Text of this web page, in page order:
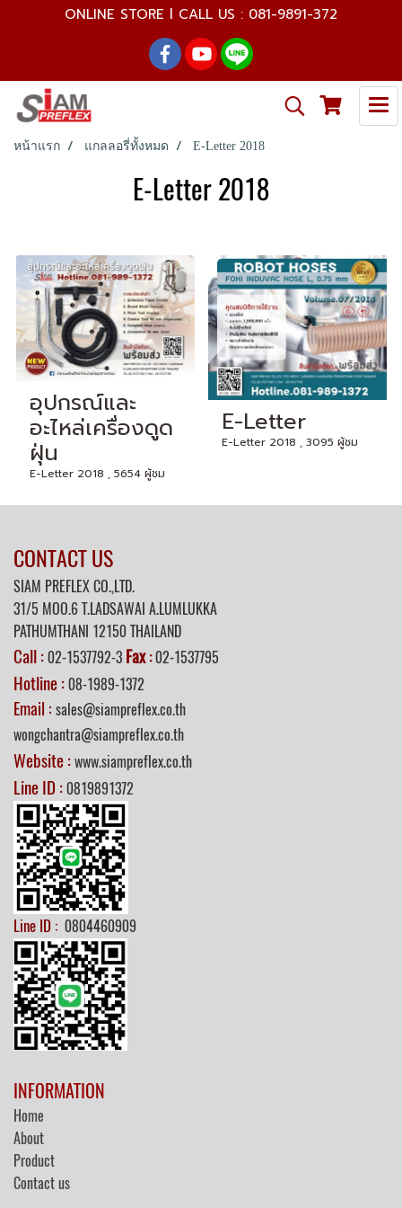
ONLINE STORE l CALL US : 081-9891-372
หน้าแรก แกลลอรี่ทั้งหมด E-Letter 2018
E-Letter 2018
อุปกรณ์และ
อะไหล่เครื่องดูด
ฝุ่น
E-Letter 2018 , 5654 ผู้ชม
E-Letter
E-Letter 2018 , 3095 ผู้ชม
CONTACT US
SIAM PREFLEX CO.,LTD.
31/5 MOO.6 T.LADSAWAI A.LUMLUKKA
PATHUMTHANI 12150 THAILAND
Call :02-1537792-3 Fax:02-1537795
Hotline :08-1989-1372
Email : sales@siampreflex.co.th
wongchantra@siampreflex.co.th
Website :www.siampreflex.co.th
Line ID :0819891372
Line ID : 0804460909
INFORMATION
Home
About
Product
Contact us